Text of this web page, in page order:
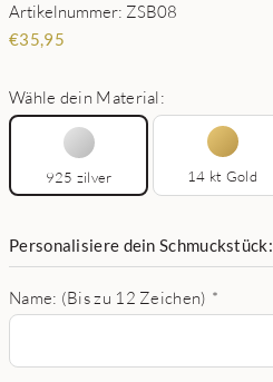
Artikelnummer: ZSB08
€35,95
Wähle dein Material:
925 zilver 14 kt Gold
Personalisiere dein Schmuckstück:
Name: (Bis zu 12 Zeichen) *